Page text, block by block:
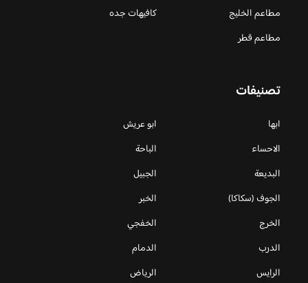
مطاعم الخليج
كافيهات جده
مطاعم قطر
تصنيفات
ابها
ابو عريش
الاحساء
الباحة
البديعة
الجبيل
الجوف (سكاكا)
الخبر
الخرج
الخفجي
الدرب
الدمام
الرايس
الرياض